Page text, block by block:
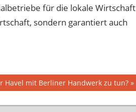
für die lokale Wirtschaft
sondern garantiert auch
Havel mit Berliner Handwerk zu tun?